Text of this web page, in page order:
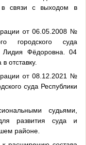
в связи с выходом в
от 06.05.2008 №
городского суда
Лидия Фёдоровна. 04
отставку.
от 08.12.2021 №
суда Республики
судьями,
развития суда и
районе.